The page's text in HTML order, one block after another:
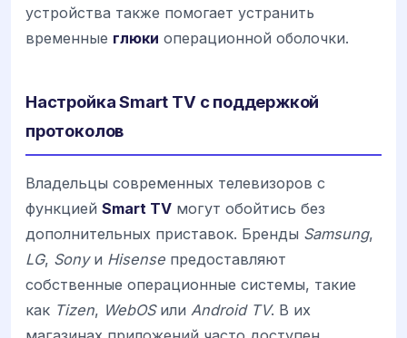
устройства также помогает устранить
временные глюки операционной оболочки.
Настройка Smart TV с поддержкой
протоколов
Владельцы современных телевизоров с
функцией Smart TV могут обойтись без
дополнительных приставок. Бренды Samsung,
LG, Sonyи Hisense предоставляют
собственные операционные системы, такие
как Tizen, WebOSили Android TV. В их